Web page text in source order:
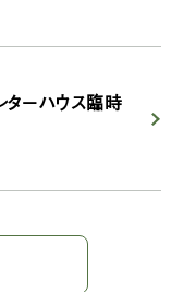
ーハウス臨時